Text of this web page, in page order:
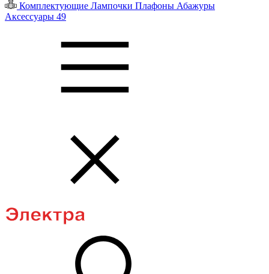
Комплектующие Лампочки Плафоны Абажуры
Аксессуары 49